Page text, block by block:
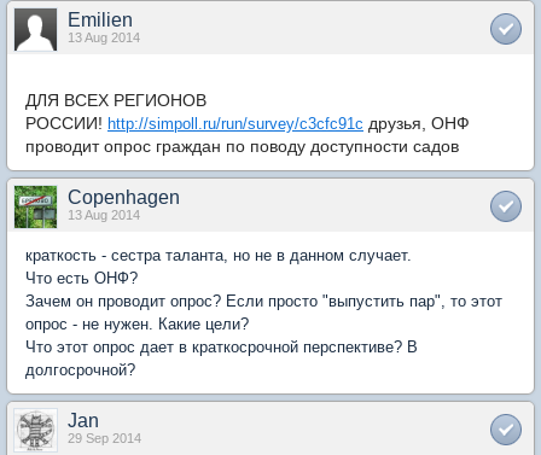
Emilien
13 Aug 2014
ДЛЯ ВСЕХ РЕГИОНОВ
РОССИИ! http://simpoll.ru/run/survey/c3cfc91c друзья, ОНФ
проводит опрос граждан по поводу доступности садов
Copenhagen
13 Aug 2014
краткость - сестра таланта, но не в данном случает.
Что есть ОНФ?
Зачем он проводит опрос? Если просто "выпустить пар", то этот
опрос - не нужен. Какие цели?
Что этот опрос дает в краткосрочной перспективе? В
долгосрочной?
Jan
29 Sep 2014